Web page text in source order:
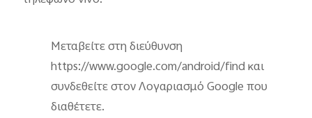
Μεταβείτε στη διεύθυνση
https://www.google.com/android/find και
συνδεθείτε στον Λογαριασμό Google που
διαθέτετε.